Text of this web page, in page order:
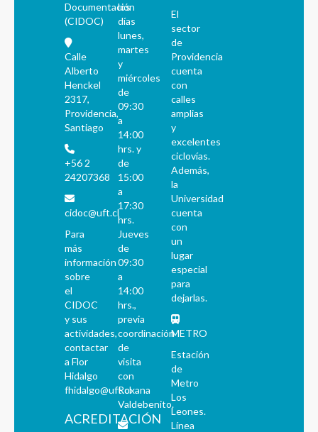
Documentación
(CIDOC)
Calle
Alberto
Henckel
2317,
Providencia,
Santiago
+56 2
24207368
cidoc@uft.cl
Para
más
información
sobre
el
CIDOC
y sus
actividades,
contactar
a Flor
Hidalgo
fhidalgo@uft.cl
ACREDITACIÓN
los
días
lunes,
martes
y
miércoles
de
09:30
a
14:00
hrs. y
de
15:00
a
17:30
hrs.
Jueves
de
09:30
a
14:00
hrs.,
previa
coordinación
de
visita
con
Roxana
Valdebenito.
El
sector
de
Providencia
cuenta
con
calles
amplias
y
excelentes
ciclovías.
Además,
la
Universidad
cuenta
con
un
lugar
especial
para
dejarlas.
METRO
Estación
de
Metro
Los
Leones.
Línea